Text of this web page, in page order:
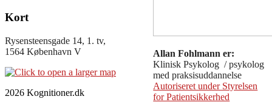
Kort
Rysensteensgade 14, 1. tv,
1564 København V
Allan Fohlmann er:
Klinisk Psykolog / psykolog
med praksisuddannelse
Autoriseret under Styrelsen
for Patientsikkerhed
2026 Kognitioner.dk